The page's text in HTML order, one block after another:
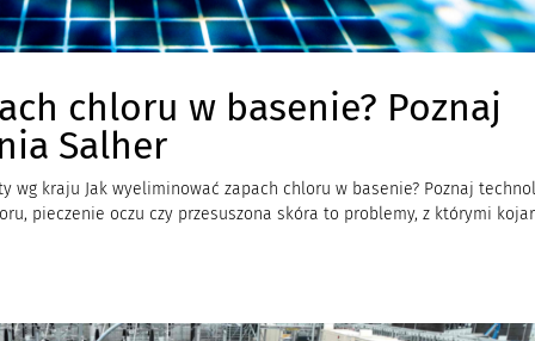
chloru w basenie? Poznaj
Salher
wg kraju Jak wyeliminować zapach chloru w basenie? Poznaj
pieczenie oczu czy przesuszona skóra to problemy, z którymi